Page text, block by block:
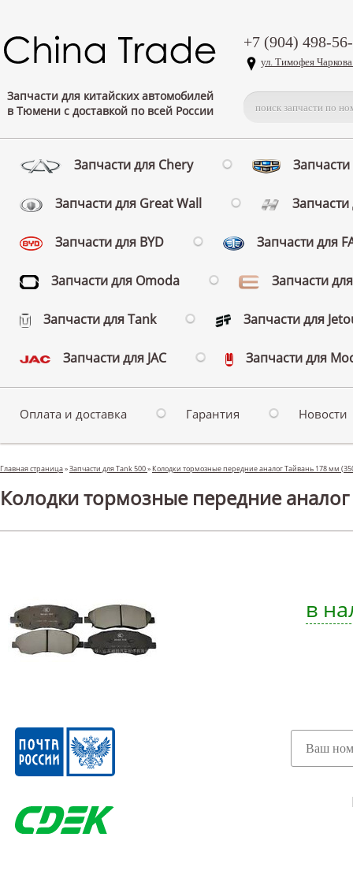
Запчасти для китайских автомобилей
в Тюмени с доставкой по всей России
+7 (904) 498-
ул. Тимофея
Запчасти для Chery
Запчасти для Great Wall
Запчасти для BYD Запчасти для
Запчасти для Omoda Запчасти
Запчасти для Tank Запчасти для
Запчасти для JAC Запчасти для
Оплата и доставка Гарантия Новости
Главная страница»Запчасти для Tank 500» Колодки тормозные передние аналог Тайвань 178 мм
Колодки тормозные передние
в